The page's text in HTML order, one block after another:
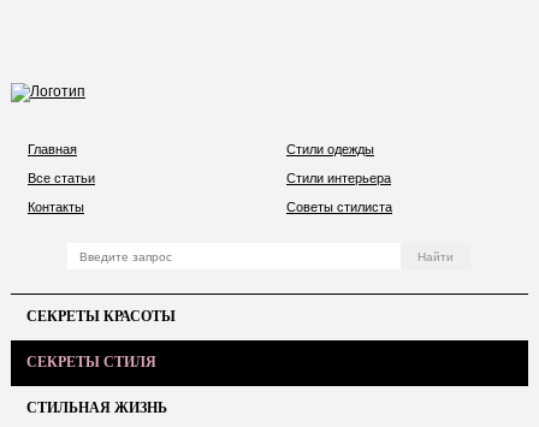
Главная
Стили одежды
Все статьи
Стили интерьера
Контакты
Советы стилиста
СЕКРЕТЫ КРАСОТЫ
СЕКРЕТЫ СТИЛЯ
СТИЛЬНАЯ ЖИЗНЬ